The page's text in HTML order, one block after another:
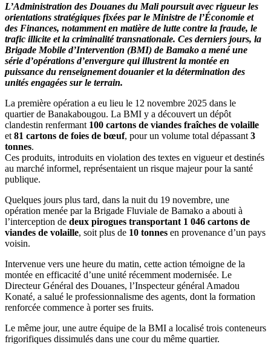
L’Administration des Douanes du Mali poursuit avec rigueur les
orientations stratégiques fixées par le Ministre de l’Économie et
des Finances, notamment en matière de lutte contre la fraude, le
trafic illicite et la criminalité transnationale. Ces derniers jours, la
Brigade Mobile d’Intervention (BMI) de Bamako a mené une
série d’opérations d’envergure qui illustrent la montée en
puissance du renseignement douanier et la détermination des
unités engagées sur le terrain.
La première opération a eu lieu le 12 novembre 2025 dans le
quartier de Banakabougou. La BMI y a découvert un dépôt
clandestin renfermant 100 cartons de viandes fraîches de volaille
et 81 cartons de foies de bœuf, pour un volume total dépassant 3
tonnes.
Ces produits, introduits en violation des textes en vigueur et destinés
au marché informel, représentaient un risque majeur pour la santé
publique.
Quelques jours plus tard, dans la nuit du 19 novembre, une
opération menée par la Brigade Fluviale de Bamako a abouti à
l’interception de deux pirogues transportant 1 046 cartons de
viandes de volaille, soit plus de 10 tonnes en provenance d’un pays
voisin.
Intervenue vers une heure du matin, cette action témoigne de la
montée en efficacité d’une unité récemment modernisée. Le
Directeur Général des Douanes, l’Inspecteur général Amadou
Konaté, a salué le professionnalisme des agents, dont la formation
renforcée commence à porter ses fruits.
Le même jour, une autre équipe de la BMI a localisé trois conteneurs
frigorifiques dissimulés dans une cour du même quartier.